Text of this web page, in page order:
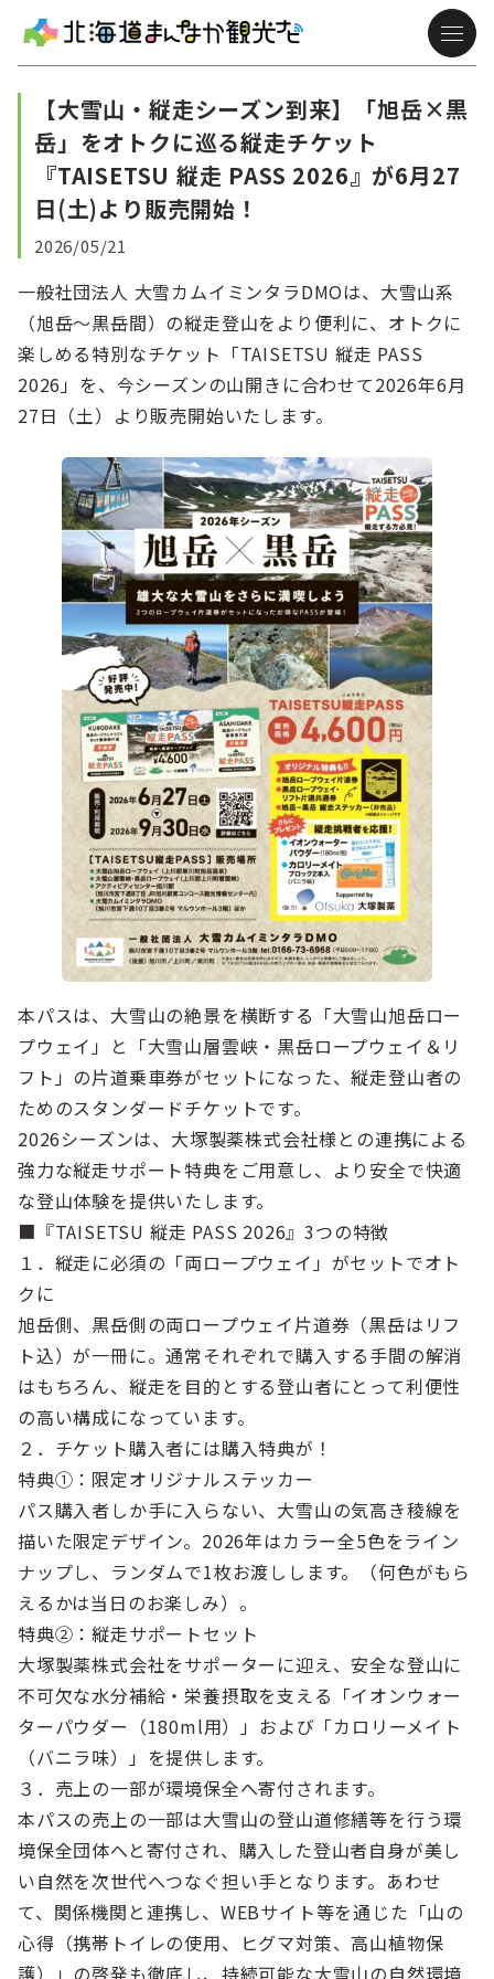
【大雪山・縦走シーズン到来】「旭岳×黒
岳」をオトクに巡る縦走チケット
『TAISETSU 縦走 PASS 2026』が6月27
日(土)より販売開始！
2026/05/21
一般社団法人 大雪カムイミンタラDMOは、大雪山系
（旭岳〜黒岳間）の縦走登山をより便利に、オトクに
楽しめる特別なチケット「TAISETSU 縦走 PASS
2026」を、今シーズンの山開きに合わせて2026年6月
27日（土）より販売開始いたします。
本パスは、大雪山の絶景を横断する「大雪山旭岳ロー
プウェイ」と「大雪山層雲峡・黒岳ロープウェイ＆リ
フト」の片道乗車券がセットになった、縦走登山者の
ためのスタンダードチケットです。
2026シーズンは、大塚製薬株式会社様との連携による
強力な縦走サポート特典をご用意し、より安全で快適
な登山体験を提供いたします。
■『TAISETSU 縦走 PASS 2026』3つの特徴
１．縦走に必須の「両ロープウェイ」がセットでオト
クに
旭岳側、黒岳側の両ロープウェイ片道券（黒岳はリフ
ト込）が一冊に。通常それぞれで購入する手間の解消
はもちろん、縦走を目的とする登山者にとって利便性
の高い構成になっています。
２．チケット購入者には購入特典が！
特典①：限定オリジナルステッカー
パス購入者しか手に入らない、大雪山の気高き稜線を
描いた限定デザイン。2026年はカラー全5色をライン
ナップし、ランダムで1枚お渡しします。（何色がもら
えるかは当日のお楽しみ）。
特典②：縦走サポートセット
大塚製薬株式会社をサポーターに迎え、安全な登山に
不可欠な水分補給・栄養摂取を支える「イオンウォー
ターパウダー（180ml用）」および「カロリーメイト
（バニラ味）」を提供します。
３．売上の一部が環境保全へ寄付されます。
本パスの売上の一部は大雪山の登山道修繕等を行う環
境保全団体へと寄付され、購入した登山者自身が美し
い自然を次世代へつなぐ担い手となります。あわせ
て、関係機関と連携し、WEBサイト等を通じた「山の
心得（携帯トイレの使用、ヒグマ対策、高山植物保
護）」の啓発も徹底し、持続可能な大雪山の自然環境